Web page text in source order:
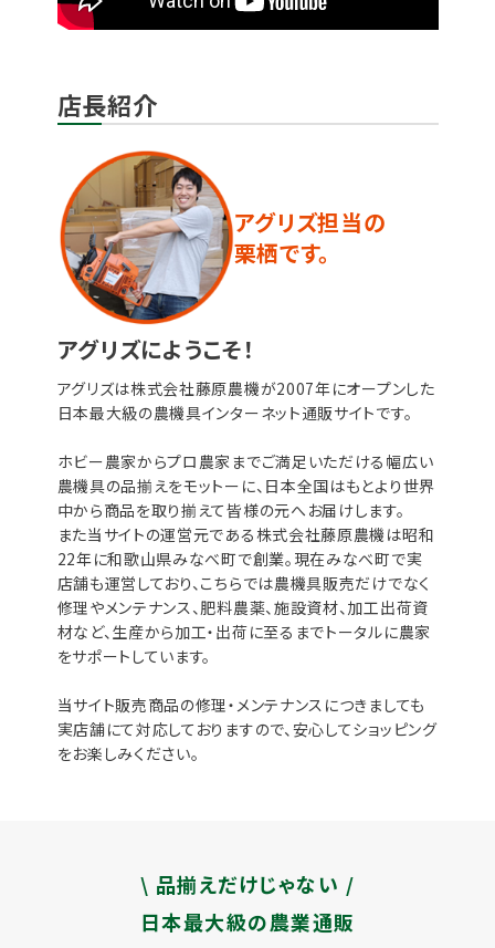
店長紹介
アグリズ担当の
栗栖です。
アグリズにようこそ！
アグリズは株式会社藤原農機が2007年にオープンした
日本最大級の農機具インターネット通販サイトです。
ホビー農家からプロ農家までご満足いただける幅広い
農機具の品揃えをモットーに、日本全国はもとより世界
中から商品を取り揃えて皆様の元へお届けします。
また当サイトの運営元である株式会社藤原農機は昭和
22年に和歌山県みなべ町で創業。現在みなべ町で実
店舗も運営しており、こちらでは農機具販売だけでなく
修理やメンテナンス、肥料農薬、施設資材、加工出荷資
材など、生産から加工・出荷に至るまでトータルに農家
をサポートしています。
当サイト販売商品の修理・メンテナンスにつきましても
実店舗にて対応しておりますので、安心してショッピング
をお楽しみください。
\ 品揃えだけじゃない /
日本最大級の農業通販